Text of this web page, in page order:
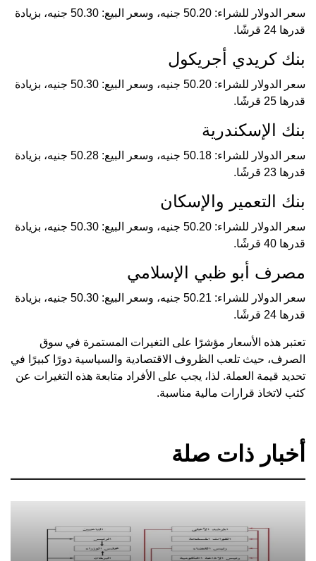
سعر الدولار للشراء: 50.20 جنيه، وسعر البيع: 50.30 جنيه، بزيادة
قدرها 24 قرشًا.
بنك كريدي أجريكول
سعر الدولار للشراء: 50.20 جنيه، وسعر البيع: 50.30 جنيه، بزيادة
قدرها 25 قرشًا.
بنك الإسكندرية
سعر الدولار للشراء: 50.18 جنيه، وسعر البيع: 50.28 جنيه، بزيادة
قدرها 23 قرشًا.
بنك التعمير والإسكان
سعر الدولار للشراء: 50.20 جنيه، وسعر البيع: 50.30 جنيه، بزيادة
قدرها 40 قرشًا.
مصرف أبو ظبي الإسلامي
سعر الدولار للشراء: 50.21 جنيه، وسعر البيع: 50.30 جنيه، بزيادة
قدرها 24 قرشًا.
تعتبر هذه الأسعار مؤشرًا على التغيرات المستمرة في سوق
الصرف، حيث تلعب الظروف الاقتصادية والسياسية دورًا كبيرًا في
تحديد قيمة العملة. لذا، يجب على الأفراد متابعة هذه التغيرات عن
كثب لاتخاذ قرارات مالية مناسبة.
أخبار ذات صلة